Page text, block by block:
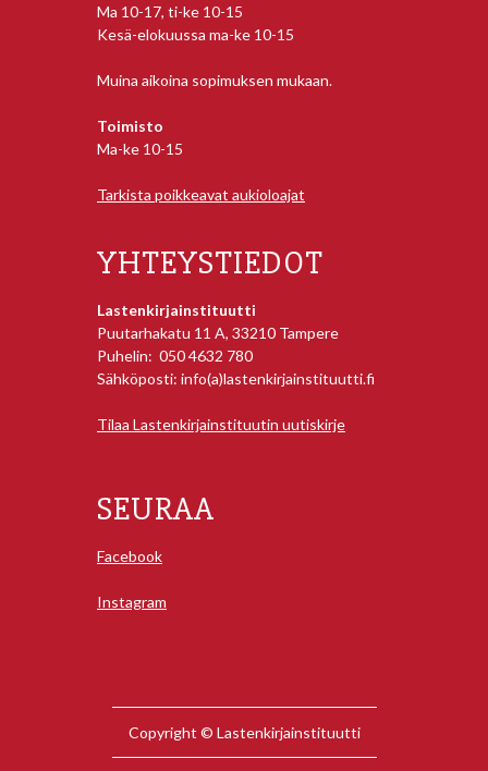
Ma 10-17, ti-ke 10-15
Kesä-elokuussa ma-ke 10-15
Muina aikoina sopimuksen mukaan.
Toimisto
Ma-ke 10-15
Tarkista poikkeavat aukioloajat
YHTEYSTIEDOT
Lastenkirjainstituutti
Puutarhakatu 11 A, 33210 Tampere
Puhelin: 050 4632 780
Sähköposti: info(a)lastenkirjainstituutti.fi
Tilaa Lastenkirjainstituutin uutiskirje
SEURAA
Facebook
Instagram
Copyright © Lastenkirjainstituutti